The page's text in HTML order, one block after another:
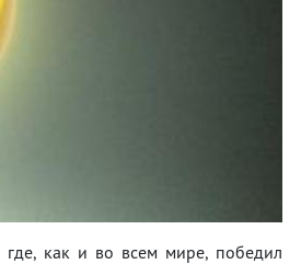
где, как и во всем мире, победил